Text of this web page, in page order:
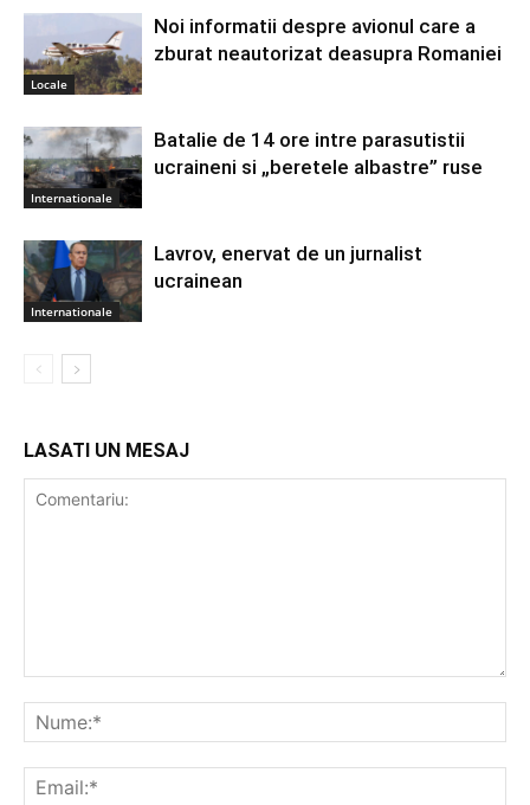
Locale
Noi informatii despre avionul care a
zburat neautorizat deasupra Romaniei
Internationale
Batalie de 14 ore intre parasutistii
ucraineni si „beretele albastre” ruse
Internationale
Lavrov, enervat de un jurnalist
ucrainean
LASATI UN MESAJ